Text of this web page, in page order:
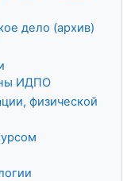
дело (архив)
ИДПО
физической